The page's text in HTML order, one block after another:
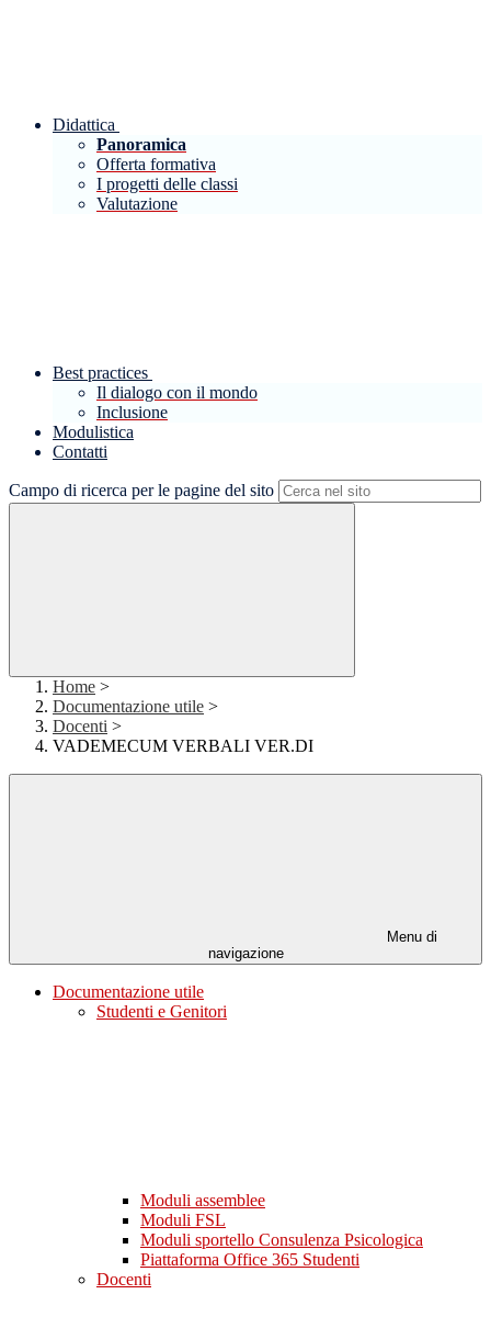
Didattica
Panoramica
Offerta formativa
I progetti delle classi
Valutazione
Best practices
Il dialogo con il mondo
Inclusione
Modulistica
Contatti
Campo di ricerca per le pagine del sito
Home >
Documentazione utile >
Docenti >
VADEMECUM VERBALI VER.DI
Menu di
navigazione
Documentazione utile
Studenti e Genitori
Moduli assemblee
Moduli FSL
Moduli sportello Consulenza Psicologica
Piattaforma Office 365 Studenti
Docenti